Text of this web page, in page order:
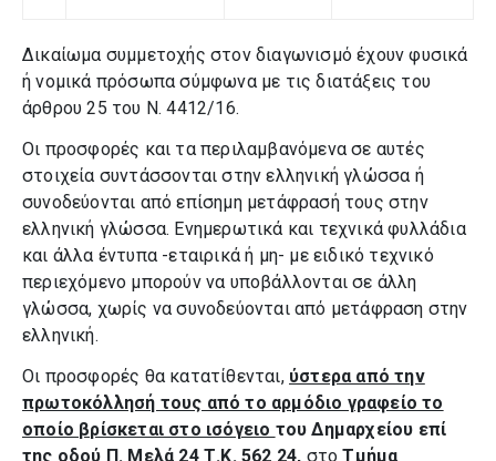
Δικαίωμα συμμετοχής στον διαγωνισμό έχουν φυσικά
ή νομικά πρόσωπα σύμφωνα με τις διατάξεις του
άρθρου 25 του Ν. 4412/16.
Οι προσφορές και τα περιλαμβανόμενα σε αυτές
στοιχεία συντάσσονται στην ελληνική γλώσσα ή
συνοδεύονται από επίσημη μετάφρασή τους στην
ελληνική γλώσσα. Ενημερωτικά και τεχνικά φυλλάδια
και άλλα έντυπα -εταιρικά ή μη- με ειδικό τεχνικό
περιεχόμενο μπορούν να υποβάλλονται σε άλλη
γλώσσα, χωρίς να συνοδεύονται από μετάφραση στην
ελληνική.
Οι προσφορές θα κατατίθενται, ύστερα από την
πρωτοκόλλησή τους από το αρμόδιο γραφείο το
οποίο βρίσκεται στο ισόγειο του Δημαρχείου επί
της οδού Π. Μελά 24 Τ.Κ. 562 24, στοΤμήμα